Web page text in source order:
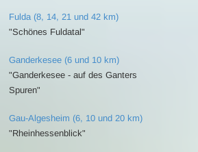
Fulda (8, 14, 21 und 42 km)
"Schönes Fuldatal"
Ganderkesee (6 und 10 km)
"Ganderkesee - auf des Ganters
Spuren"
Gau-Algesheim (6, 10 und 20 km)
"Rheinhessenblick"